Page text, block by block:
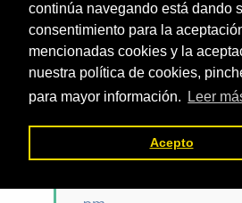
continúa navegando está dando
consentimiento para la
mencionadas cookies y la
nuestra política de cookies,
para mayor información.
Leer
Acepto
Responder
Francisco
Ramos